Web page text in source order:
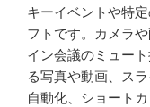
キーイベントや特
フトです。カメラ
イン会議のミュー
る写真や動画、ス
自動化、ショート